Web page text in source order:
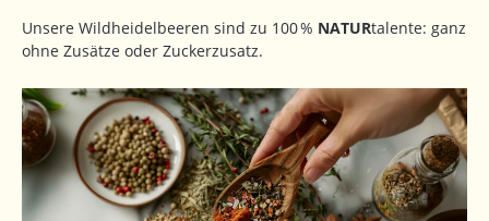
Unsere Wildheidelbeeren sind zu 100 % NATURtalente: ganz
ohne Zusätze oder Zuckerzusatz.